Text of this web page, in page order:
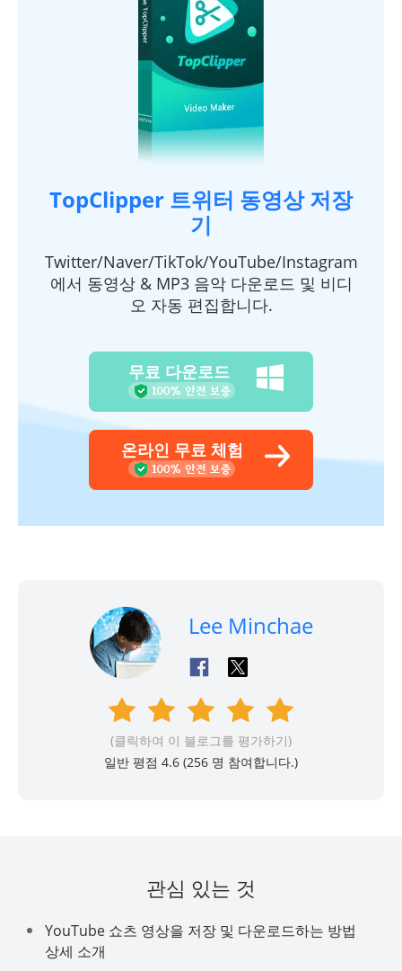
TopClipper 트위터 동영상 저장
기
Twitter/Naver/TikTok/YouTube/Instagram
에서 동영상 & MP3 음악 다운로드 및 비디
오 자동 편집합니다.
무료 다운로드
온라인 무료 체험
Lee Minchae
(클릭하여 이 블로그를 평가하기)
일반 평점 4.6 (256 명 참여합니다.)
관심 있는 것
YouTube 쇼츠 영상을 저장 및 다운로드하는 방법
상세 소개